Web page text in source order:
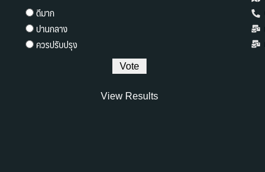
ดีมาก
ปานกลาง
ควรปรับปรุง
View Results